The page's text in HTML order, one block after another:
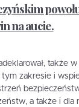
na aucie.
także
zakresie i
a także i dla